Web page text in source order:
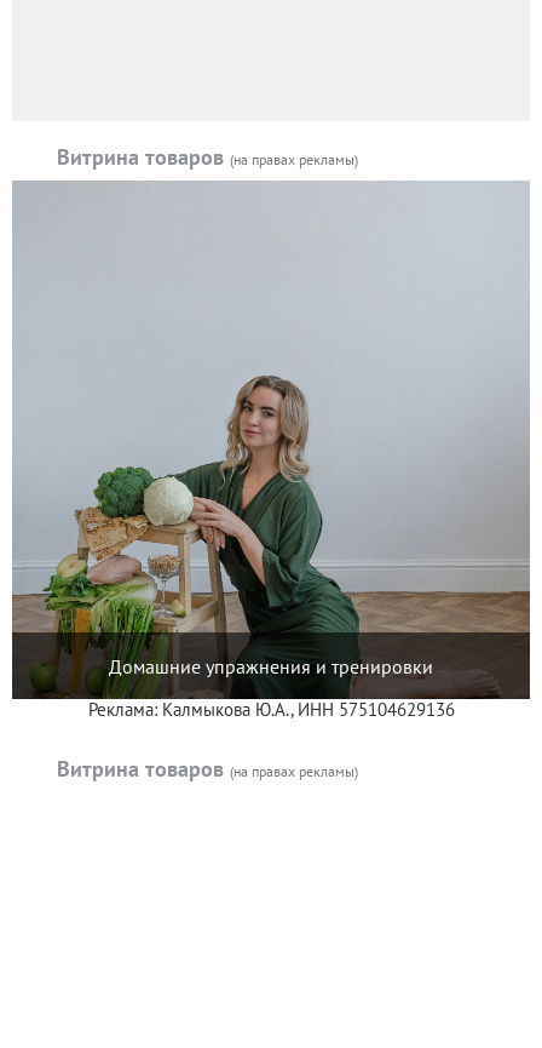
Витрина товаров (на правах рекламы)
Домашние упражнения и тренировки
Реклама: Калмыкова Ю.А., ИНН 575104629136
Витрина товаров (на правах рекламы)